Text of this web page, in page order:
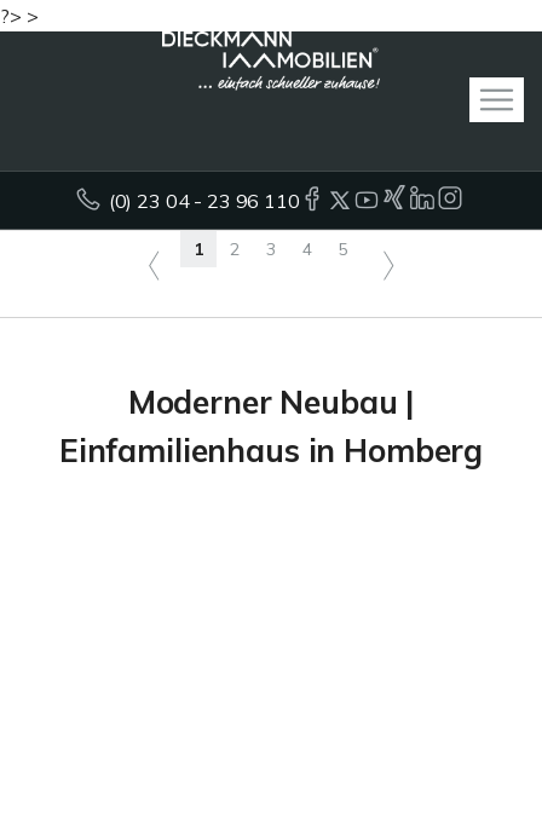
?> >
(0) 23 04 - 23 96 110
1 2 3 4 5
Moderner Neubau |
Einfamilienhaus in Homberg